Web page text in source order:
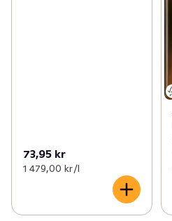
73,95 kr
1 479,00 kr /l